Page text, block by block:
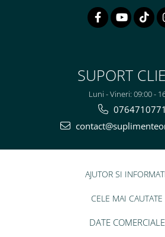
SUPORT
Luni - Vineri: 09:00 -
0764710771
AJUTOR SI
CELE MAI CAUTATE
DATE COMERCIALE